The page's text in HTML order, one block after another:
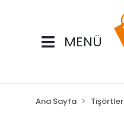
MENÜ
Ana Sayfa Tişörtler